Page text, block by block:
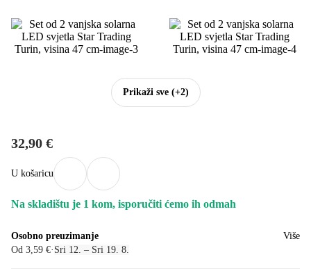
Prikaži sve(+2)
32,90 €
U košaricu
Na skladištu je 1 kom, isporučiti ćemo ih odmah
Osobno preuzimanje
Od 3,59 €· Sri 12. – Sri 19. 8.
Više